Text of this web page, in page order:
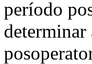
período
determinar